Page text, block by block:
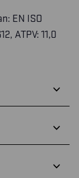
EN ISO
ATPV: 11,0